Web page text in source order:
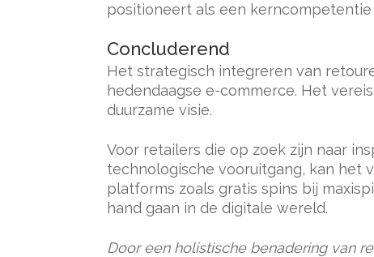
positioneert als een
Concluderend
Het strategisch integreren van
hedendaagse e-commerce. Het
duurzame visie.
Voor retailers die op zoek zijn naar
technologische vooruitgang, kan het
platforms zoals gratis spins bij
hand gaan in de digitale wereld.
Door een holistische benadering van